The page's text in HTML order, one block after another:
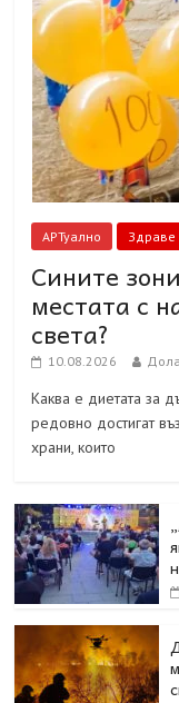
АРТуално Здраве
Сините
местата с
света?
10.08.2026
Каква е диетата за
редовно достигат
храни, които